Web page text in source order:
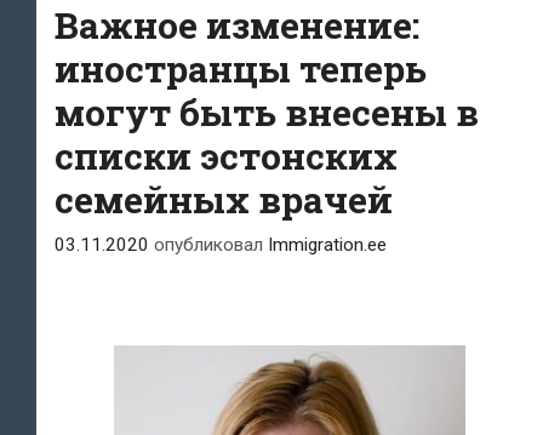
Важное изменение:
иностранцы теперь
могут быть внесены в
списки эстонских
семейных врачей
03.11.2020 опубликовал Immigration.ee